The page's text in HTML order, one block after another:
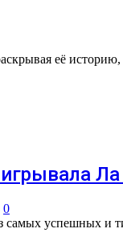
её
Ла
0
успешных и